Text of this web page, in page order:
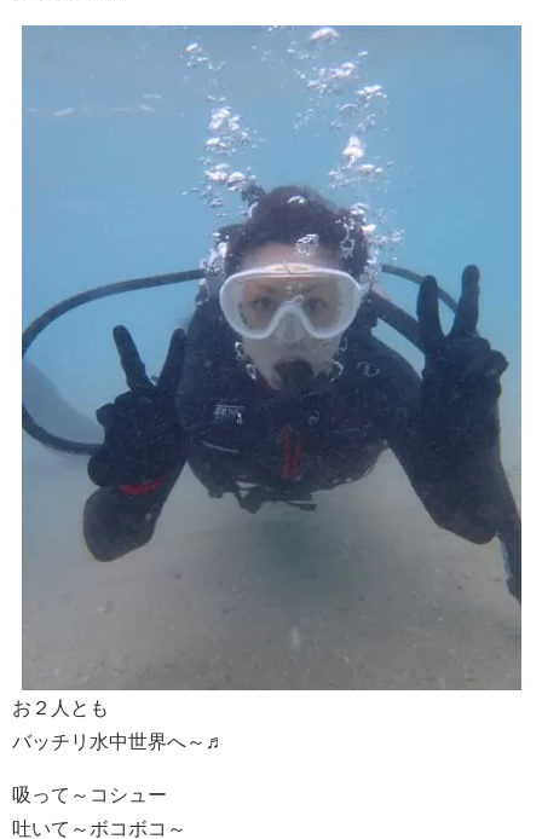
お２人とも
バッチリ水中世界へ～♬
吸って～コシュー
吐いて～ボコボコ～